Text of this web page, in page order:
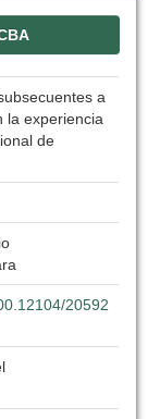
a
la experiencia
de
20592